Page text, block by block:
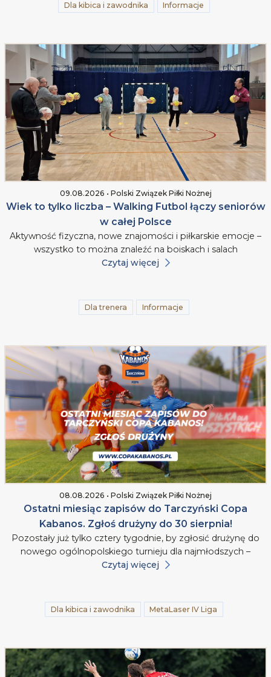
Dla kibica i zawodnika Informacje
09.08.2026 • Polski Związek Piłki Nożnej
Wiek to tylko liczba – Walking Futbol łączy seniorów
w całej Polsce
Aktywność fizyczna, nowe znajomości i piłkarskie emocje –
wszystko to można znaleźć na boiskach i salach
Czytaj więcej
Dla trenera Informacje
08.08.2026 • Polski Związek Piłki Nożnej
Ostatni miesiąc zapisów do Tarczyński Copa
Kabanos. Zgłoś drużyny do 30 sierpnia!
Pozostały już tylko cztery tygodnie, by zgłosić drużynę do
nowego ogólnopolskiego turnieju dla najmłodszych –
Czytaj więcej
Dla kibica i zawodnika MetaLaser IV Liga